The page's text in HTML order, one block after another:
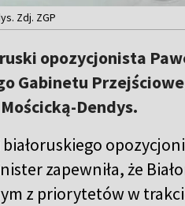
Zdj. ZGP
opozycjonista
Gabinetu
Dendys.
białoruskiego
zapewniła, że
z priorytetów w